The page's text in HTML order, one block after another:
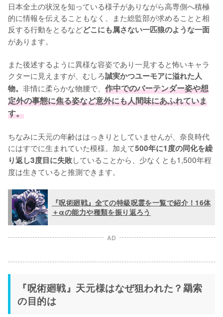
日本全土の状況を知っている様子がありながら高専側へ積極
的に情報を伝えることもなく、また総監部が求めることと相
反する行動をとるなどどこにも属さない一匹狼のような一面
があります。
また後述するように異様な容姿であり一見すると怖いキャラ
クターに見えますが、むしろ誠実かつユーモアに溢れた人
物。 非情に柔らかな物腰で、 作中でのバーテンダー姿や想
定外の事態に焦る姿など意外にも人間味にあふれていま
す。
ちなみに天元の年齢ははっきりとしていませんが、奈良時代
にはすでに生まれていた模様。加えて500年に1度の同化を繰
り返し3度目に失敗していることから、少なくとも1,500年程
度は生きていると推測できます。
『呪術廻戦』全ての特級呪霊を一覧で紹介！16体
＋αの能力や種類を振り返ろう
AD
『呪術廻戦』天元様はなぜ狙われた？羂索
の目的は